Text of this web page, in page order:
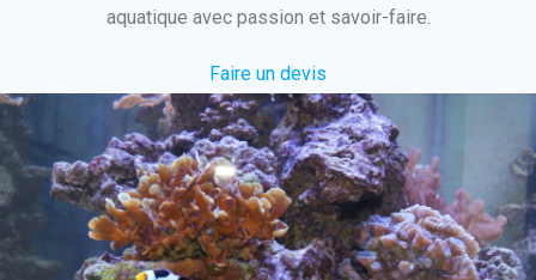
aquatique avec passion et savoir-faire.
Faire un devis